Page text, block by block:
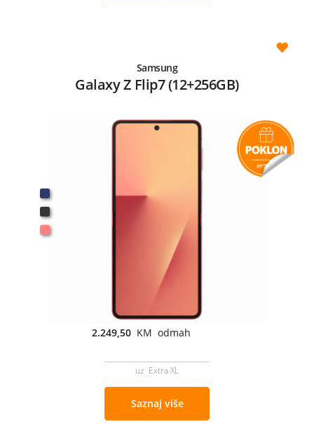
Samsung
Galaxy Z Flip7 (12+256GB)
2.249,50 KM odmah
uz Extra XL
Saznaj više